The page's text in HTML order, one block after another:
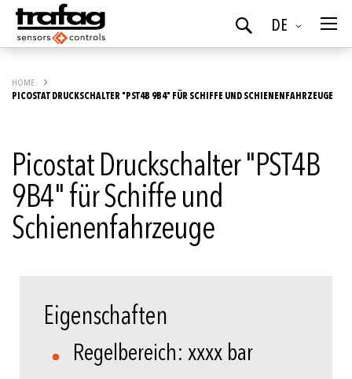
Sprache
DE
Suchen
HOME
PICOSTAT DRUCKSCHALTER "PST4B 9B4" FÜR SCHIFFE UND SCHIENENFAHRZEUGE
Picostat Druckschalter "PST4B
9B4" für Schiffe und
Schienenfahrzeuge
Eigenschaften
Regelbereich: xxxx bar